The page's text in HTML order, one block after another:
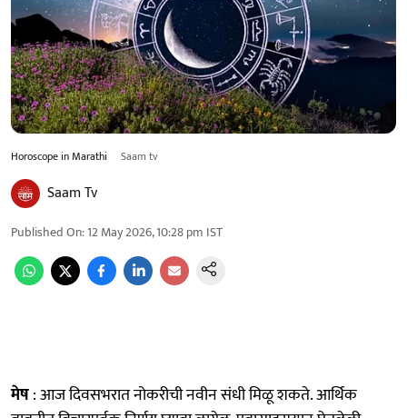
Horoscope in Marathi Saam tv
Saam Tv
Published On:12 May 2026, 10:28 pm IST
मेष: आज दिवसभरात नोकरीची नवीन संधी मिळू शकते. आर्थिक